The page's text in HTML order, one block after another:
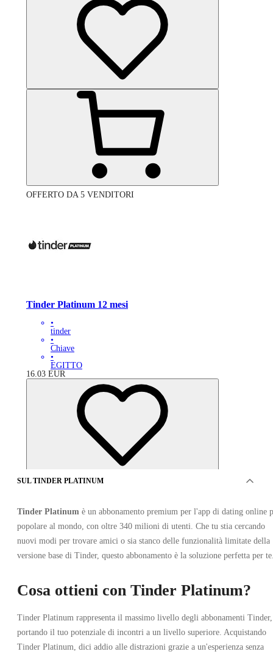
OFFERTO DA 5 VENDITORI
Tinder Platinum 12 mesi
•
tinder
•
Chiave
•
EGITTO
16.03 EUR
SUL TINDER PLATINUM
Tinder Platinum è un abbonamento premium per l'app di dating online
popolare al mondo, con oltre 340 milioni di utenti. Che tu stia cercando
nuovi modi per trovare amici o sia stanco delle funzionalità limitate della
versione base di Tinder, questo abbonamento è la soluzione perfetta per
Cosa ottieni con Tinder Platinum?
Tinder Platinum rappresenta il massimo livello degli abbonamenti Tinder,
portando il tuo potenziale di incontri a un livello superiore. Acquistando
Tinder Platinum, dici addio alle distrazioni grazie a un'esperienza senza